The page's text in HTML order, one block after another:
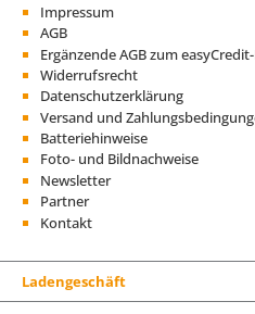
Impressum
AGB
Ergänzende AGB zum
Widerrufsrecht
Datenschutzerklärung
Versand und
Batteriehinweise
Foto- und Bildnachweise
Newsletter
Partner
Kontakt
Ladengeschäft